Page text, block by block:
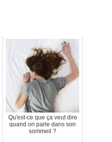
Qu'est-ce que ça veut dire
quand on parle dans son
sommeil ?